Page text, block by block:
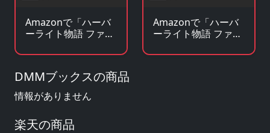
Amazonで「ハーバ
ーライト物語 ファッ
原作小説・ラノベを
Amazonで「ハーバ
ーライト物語 ファッ
グッズ・フィギュア
DMMブックスの商品
情報がありません
楽天の商品